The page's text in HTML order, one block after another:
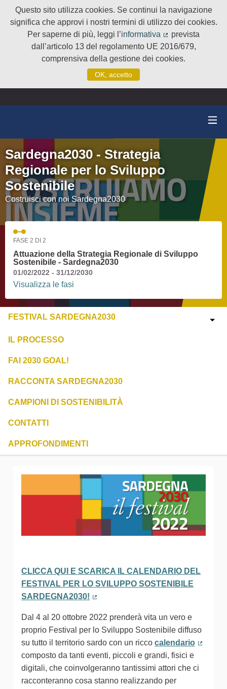
Questo sito utilizza cookies. Se continui la navigazione
significa che approvi i nostri termini di utilizzo dei cookies.
Per saperne di più, leggi l’informativa
(Collegamento
prevista
dall’articolo 13 del regolamento UE 2016/679,
comprensiva della gestione dei cookies.
OK, accetto
Sardegna2030 - Strategia
Regionale per lo Sviluppo
Sostenibile
Costruisci con noi Sardegna2030
FASE 2 DI 2
Attuazione della Strategia Regionale di Sviluppo
Sostenibile - Sardegna2030
01/02/2022 - 31/12/2030
Visualizza le fasi
FESTIVAL SARDEGNA2030
IL PROCESSO
FAI 2030 GOAL!
RACCONTA SARDEGNA2030
CAMPIONI DI SOSTENIBILITÀ
CONTATTI
APPROFONDIMENTI
CLICCA QUI E SCARICA IL CALENDARIO DEL
FESTIVAL PER LO SVILUPPO SOSTENIBILE
SARDEGNA2030!
Dal 4 al 20 ottobre 2022 prenderà vita un vero e
proprio Festival per lo Sviluppo Sostenibile diffuso
su tutto il territorio sardo con un ricco calendario
composto da tanti eventi, piccoli e grandi, fisici e
digitali, che coinvolgeranno tantissimi attori che ci
racconteranno cosa stanno realizzando per